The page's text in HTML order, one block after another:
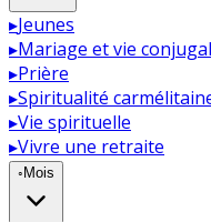
▸Jeunes
▸Mariage et vie
▸Prière
▸Spiritualité
▸Vie spirituelle
▸Vivre une retraite
◦ Mois